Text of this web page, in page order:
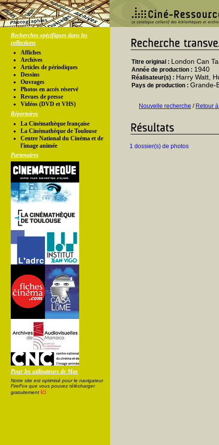
Recherches spécifiques dans les
collections
Affiches
Archives
Articles de périodiques
Dessins
Ouvrages
Photos en accés réservé
Revues de presse
Vidéos (DVD et VHS)
Répertoires
La Cinémathèque française
La Cinémathèque de Toulouse
Centre National du Cinéma et de
l'image animée
Partenaires
Pour les utilisateurs de Mac
Notre site est optimisé pour le navigateur
FireFox que vous pouvez télécharger
gratuitement ici
Titre original : London Can
Année de production : 1940
Réalisateur(s) : Harry Watt,
Pays de production : Grande-
Nouvelle recherche / Retour
1 dossier(s) de photos